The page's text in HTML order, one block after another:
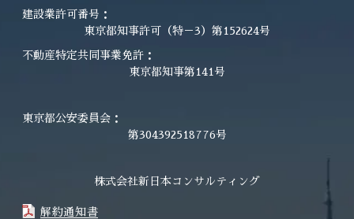
建設業許可番号：
東京都知事許可（特－3）第152624号
不動産特定共同事業免許：
東京都知事第141号
東京都公安委員会：
第304392518776号
株式会社新日本コンサルティング
解約通知書